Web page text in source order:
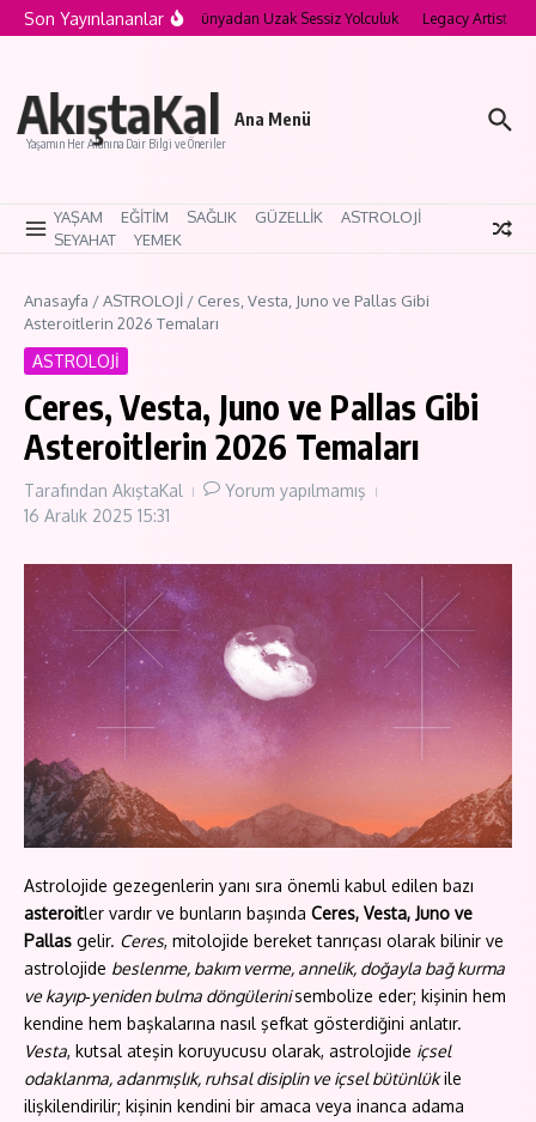
İçeriğe atla
Son Yayınlananlar
Saklı Köyleri: Modern Dünyadan Uzak Sessiz Yolculuk Legacy Artist
AkıştaKal
Yaşamın Her Alanına Dair Bilgi ve Öneriler
Ana Menü
YAŞAM EĞİTİM SAĞLIK GÜZELLİK
ASTROLOJİ
SEYAHAT
YEMEK
Anasayfa /ASTROLOJİ / Ceres, Vesta, Juno ve Pallas Gibi
Asteroitlerin 2026 Temaları
ASTROLOJİ
Ceres, Vesta, Juno ve Pallas Gibi
Asteroitlerin 2026 Temaları
Tarafından AkıştaKal
Yorum yapılmamış
16 Aralık 2025 15:31
Astrolojide gezegenlerin yanı sıra önemli kabul edilen bazı
asteroitler vardır ve bunların başında Ceres, Vesta, Juno ve
Pallas gelir. Ceres, mitolojide bereket tanrıçası olarak bilinir ve
astrolojide beslenme, bakım verme, annelik, doğayla bağ kurma
ve kayıp‑yeniden bulma döngülerinisembolize eder; kişinin hem
kendine hem başkalarına nasıl şefkat gösterdiğini anlatır.
Vesta, kutsal ateşin koruyucusu olarak, astrolojide içsel
odaklanma, adanmışlık, ruhsal disiplin ve içsel bütünlükile
ilişkilendirilir; kişinin kendini bir amaca veya inanca adama